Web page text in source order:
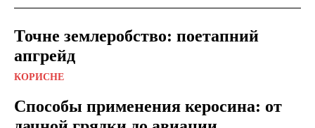
Точне землеробство: поетапний
апгрейд
КОРИСНЕ
Способы применения керосина: от